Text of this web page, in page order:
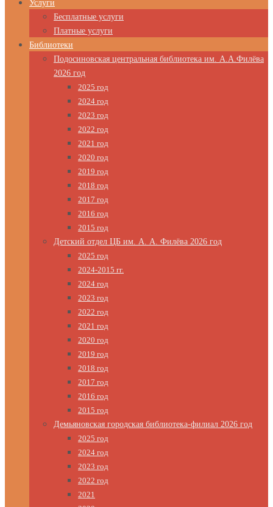
Услуги
Бесплатные услуги
Платные услуги
Библиотеки
Подосиновская центральная библиотека им. А.А.Филёва
2026 год
2025 год
2024 год
2023 год
2022 год
2021 год
2020 год
2019 год
2018 год
2017 год
2016 год
2015 год
Детский отдел ЦБ им. А. А. Филёва 2026 год
2025 год
2024-2015 гг.
2024 год
2023 год
2022 год
2021 год
2020 год
2019 год
2018 год
2017 год
2016 год
2015 год
Демьяновская городская библиотека-филиал 2026 год
2025 год
2024 год
2023 год
2022 год
2021